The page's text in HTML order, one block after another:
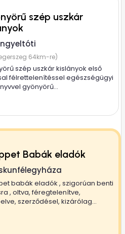
szép uszkár
64km-re)
szép uszkár kislányok első
félrettelenítéssel egészségügyi
gyönyörű...
Babák eladók
babák eladók , szigorúan benti
, oltva, féregtelenítve,
szerződésel, kizárólag...